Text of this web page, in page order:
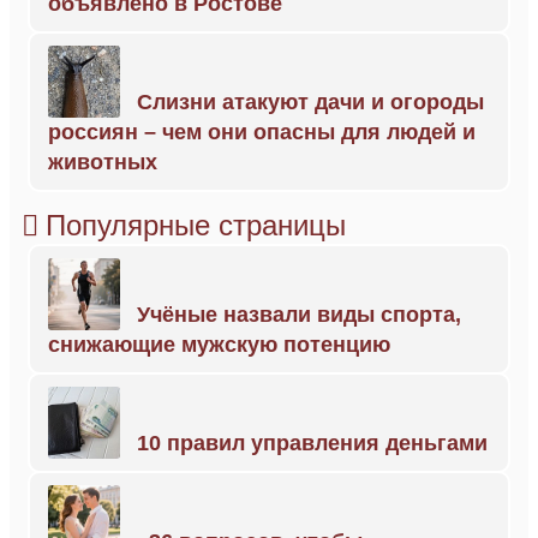
Слизни атакуют дачи и огороды
россиян – чем они опасны для людей и
животных
Популярные страницы
Учёные назвали виды спорта,
снижающие мужскую потенцию
10 правил управления деньгами